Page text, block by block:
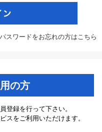
パスワードをお忘れの方はこちら
の方
登録を行って下さい。
スをご利用いただけます。